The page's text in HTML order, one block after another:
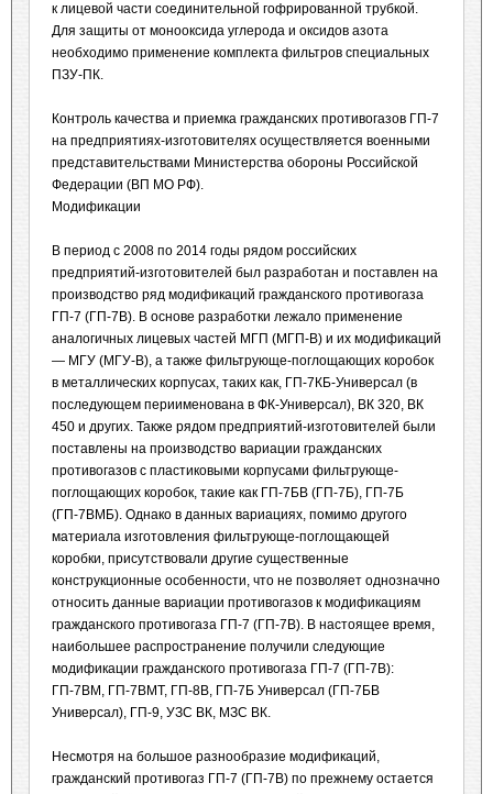
к лицевой части соединительной гофрированной трубкой.
Для защиты от монооксида углерода и оксидов азота
необходимо применение комплекта фильтров специальных
ПЗУ-ПК.
Контроль качества и приемка гражданских противогазов ГП-7
на предприятиях-изготовителях осуществляется военными
представительствами Министерства обороны Российской
Федерации (ВП МО РФ).
Модификации
В период с 2008 по 2014 годы рядом российских
предприятий-изготовителей был разработан и поставлен на
производство ряд модификаций гражданского противогаза
ГП-7 (ГП-7В). В основе разработки лежало применение
аналогичных лицевых частей МГП (МГП-В) и их модификаций
— МГУ (МГУ-В), а также фильтрующе-поглощающих коробок
в металлических корпусах, таких как, ГП-7КБ-Универсал (в
последующем периименована в ФК-Универсал), ВК 320, ВК
450 и других. Также рядом предприятий-изготовителей были
поставлены на производство вариации гражданских
противогазов с пластиковыми корпусами фильтрующе-
поглощающих коробок, такие как ГП-7БВ (ГП-7Б), ГП-7Б
(ГП-7ВМБ). Однако в данных вариациях, помимо другого
материала изготовления фильтрующе-поглощающей
коробки, присутствовали другие существенные
конструкционные особенности, что не позволяет однозначно
относить данные вариации противогазов к модификациям
гражданского противогаза ГП-7 (ГП-7В). В настоящее время,
наибольшее распространение получили следующие
модификации гражданского противогаза ГП-7 (ГП-7В):
ГП-7ВМ, ГП-7ВМТ, ГП-8В, ГП-7Б Универсал (ГП-7БВ
Универсал), ГП-9, УЗС ВК, МЗС ВК.
Несмотря на большое разнообразие модификаций,
гражданский противогаз ГП-7 (ГП-7В) по прежнему остается